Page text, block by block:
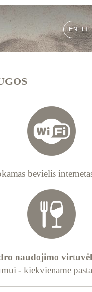
EN LT
bevielis
naudojimo
- kiekviename